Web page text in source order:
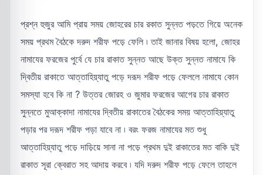
প্রশ্ন হুজুর আমি প্রায় সময় জোহরের চার রকাত সুন্নত পড়তে গিয়ে অনেক
সময় প্রথম বৈঠকে দরুদ শরীফ পড়ে ফেলি ৷ তাই জানার বিষয় হলো, জোহর
নামাযের ফরজের পুর্বে যে চার রাকাত সুন্নত আছে উক্ত সুন্নত নামাযে কি
দ্বিতীয় রাকাতে আত্তাহিয়্যাতু পড়ে দরূদ শরীফ পড়ে ফেললে নামাযে কোন
সমস্যা হবে কি না ? উত্তর জোরহ ও জুমার ফরজের আগের চার রাকাত
সুন্নতে মুআক্কাদা নামাযের দ্বিতীয় রাকাতের বৈঠকের সময় আত্তাহিয়্যাতু
পড়ার পর দরূদ শরীফ পড়া যাবে না ৷ বরং ফরজ নামাযের মত শুধু
আত্তাহিয়্যাতু পড়ে দাড়িয়ে সানা না পড়ে প্রথম দুই রাকাতের মত বাকি দুই
রাকাত সূরা ক্বেরাত সহ আদায় করবে ৷ যদি দরুদ শরীফ পড়ে ফেলে তাহলে